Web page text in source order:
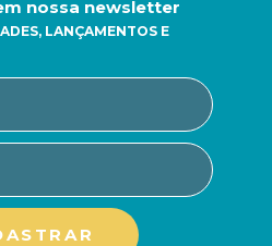
nossa newsletter
LANÇAMENTOS E